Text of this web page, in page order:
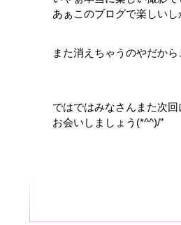
あぁこのブログで楽しい
また消えちゃうのやだか
ではではみなさんまた次回
お会いしましょう(*^^)/”